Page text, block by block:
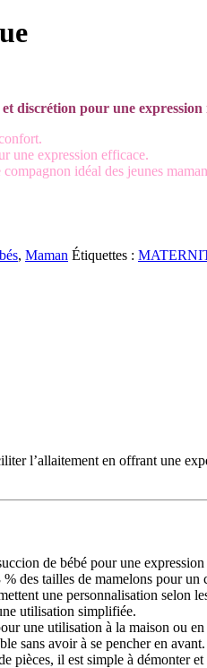
discrétion pour une
une expression efficace.
idéal des jeunes
, Maman Étiquettes :
l’allaitement en offrant une
de bébé pour une
% des tailles de mamelons pour
une personnalisation selon
utilisation simplifiée.
une utilisation à la maison ou
sans avoir à se pencher en avant.
pièces, il est simple à démonter et